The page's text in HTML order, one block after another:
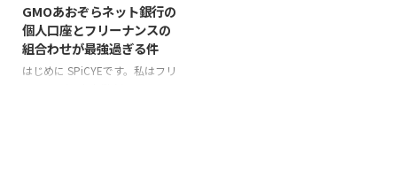
GMOあおぞらネット銀行の
個人口座とフリーナンスの
組合わせが最強過ぎる件
はじめに SPiCYEです。私はフリ